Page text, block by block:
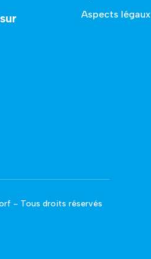
Aspects légaux
- Tous droits réservés